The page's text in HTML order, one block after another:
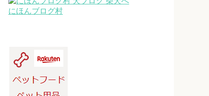
にほんブログ村